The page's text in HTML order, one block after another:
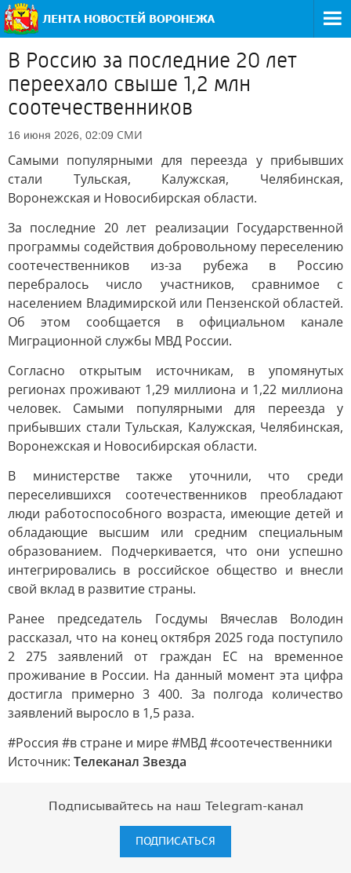
В Россию за последние 20 лет
переехало свыше 1,2 млн
соотечественников
16 июня 2026, 02:09 СМИ
Самыми популярными для переезда у прибывших
стали Тульская, Калужская, Челябинская,
Воронежская и Новосибирская области.
За последние 20 лет реализации Государственной
программы содействия добровольному переселению
соотечественников из-за рубежа в Россию
перебралось число участников, сравнимое с
населением Владимирской или Пензенской областей.
Об этом сообщается в официальном канале
Миграционной службы МВД России.
Согласно открытым источникам, в упомянутых
регионах проживают 1,29 миллиона и 1,22 миллиона
человек. Самыми популярными для переезда у
прибывших стали Тульская, Калужская, Челябинская,
Воронежская и Новосибирская области.
В министерстве также уточнили, что среди
переселившихся соотечественников преобладают
люди работоспособного возраста, имеющие детей и
обладающие высшим или средним специальным
образованием. Подчеркивается, что они успешно
интегрировались в российское общество и внесли
свой вклад в развитие страны.
Ранее председатель Госдумы Вячеслав Володин
рассказал, что на конец октября 2025 года поступило
2 275 заявлений от граждан ЕС на временное
проживание в России. На данный момент эта цифра
достигла примерно 3 400. За полгода количество
заявлений выросло в 1,5 раза.
#Россия #в стране и мире #МВД #соотечественники
Источник: Телеканал Звезда
Подписывайтесь на наш Telegram-канал
ПОДПИСАТЬСЯ